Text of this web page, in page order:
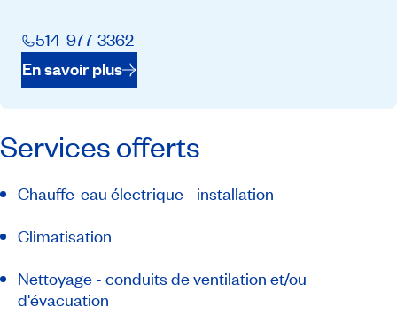
514-977-3362
En savoir plus
Services offerts
Chauffe-eau électrique - installation
Climatisation
Nettoyage - conduits de ventilation et/ou
d'évacuation